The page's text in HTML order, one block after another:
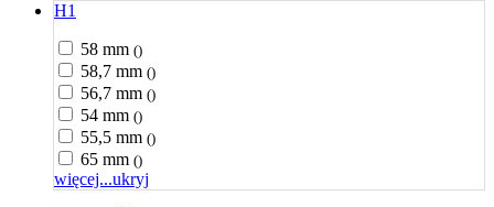
H1
58 mm ()
58,7 mm ()
56,7 mm ()
54 mm ()
55,5 mm ()
65 mm ()
więcej...ukryj